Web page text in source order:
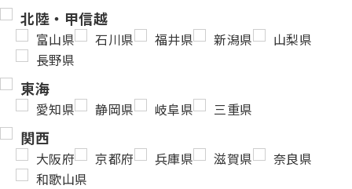
北陸・甲信越
富山県 石川県 福井県 新潟県
山梨県
長野県
東海
愛知県 静岡県 岐阜県 三重県
関西
大阪府 京都府 兵庫県 滋賀県
奈良県
和歌山県